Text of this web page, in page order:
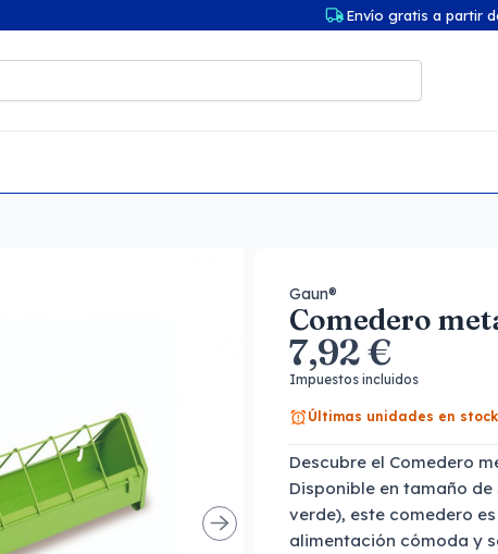
Envío gratis a partir
Gaun®
Comedero
7,92 €
Impuestos incluidos
Últimas unidades en stock
Descubre el Comedero
Disponible en tamaño
verde), este comedero
alimentación cómoda y